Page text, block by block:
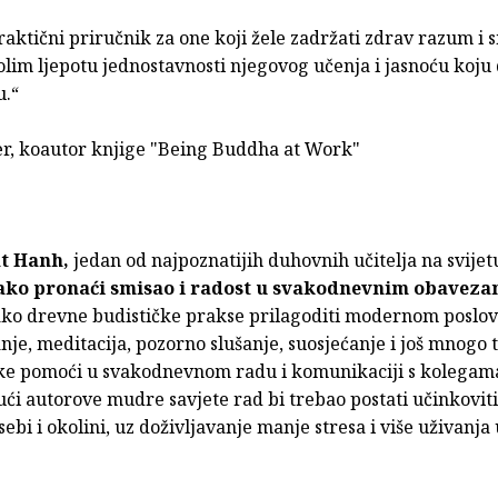
priručnik za one koji žele zadržati zdrav razum i
ljepotu jednostavnosti njegovog učenja i jasnoću koju
koautor knjige "Being Buddha at Work"
Hanh, jedan od najpoznatijih duhovnih učitelja na
pronaći smisao i radost u svakodnevnim
drevne budističke prakse prilagoditi modernom
meditacija, pozorno slušanje, suosjećanje i još mnogo
pomoći u svakodnevnom radu i komunikaciji s
autorove mudre savjete rad bi trebao postati
i okolini, uz doživljavanje manje stresa i više uživanja